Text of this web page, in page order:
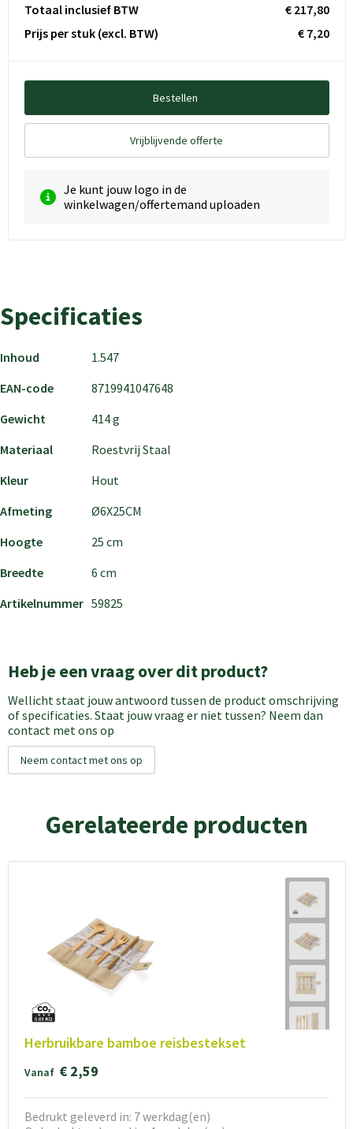
Totaal inclusief BTW
€ 217,80
Prijs per stuk (excl. BTW) € 7,20
Bestellen
Vrijblijvende offerte
Je kunt jouw logo in de
winkelwagen/offertemand uploaden
Specificaties
Inhoud
1.547
EAN-code
8719941047648
Gewicht
414 g
Materiaal
Roestvrij Staal
Kleur
Hout
Afmeting
Ø6X25CM
Hoogte
25 cm
Breedte
6 cm
Artikelnummer 59825
Heb je een vraag over dit product?
Wellicht staat jouw antwoord tussen de product omschrijving
of specificaties. Staat jouw vraag er niet tussen? Neem dan
contact met ons op
Neem contact met ons op
Gerelateerde producten
Herbruikbare bamboe reisbestekset
Vanaf € 2,59
Bedrukt geleverd in: 7 werkdag(en)